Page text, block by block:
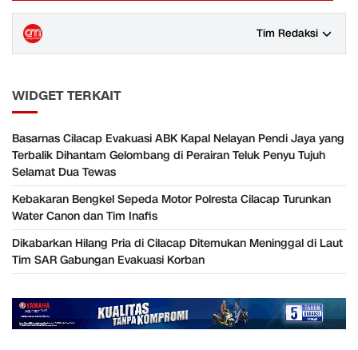
Tim Redaksi
WIDGET TERKAIT
Basarnas Cilacap Evakuasi ABK Kapal Nelayan Pendi Jaya yang
Terbalik Dihantam Gelombang di Perairan Teluk Penyu Tujuh
Selamat Dua Tewas
Kebakaran Bengkel Sepeda Motor Polresta Cilacap Turunkan
Water Canon dan Tim Inafis
Dikabarkan Hilang Pria di Cilacap Ditemukan Meninggal di Laut
Tim SAR Gabungan Evakuasi Korban